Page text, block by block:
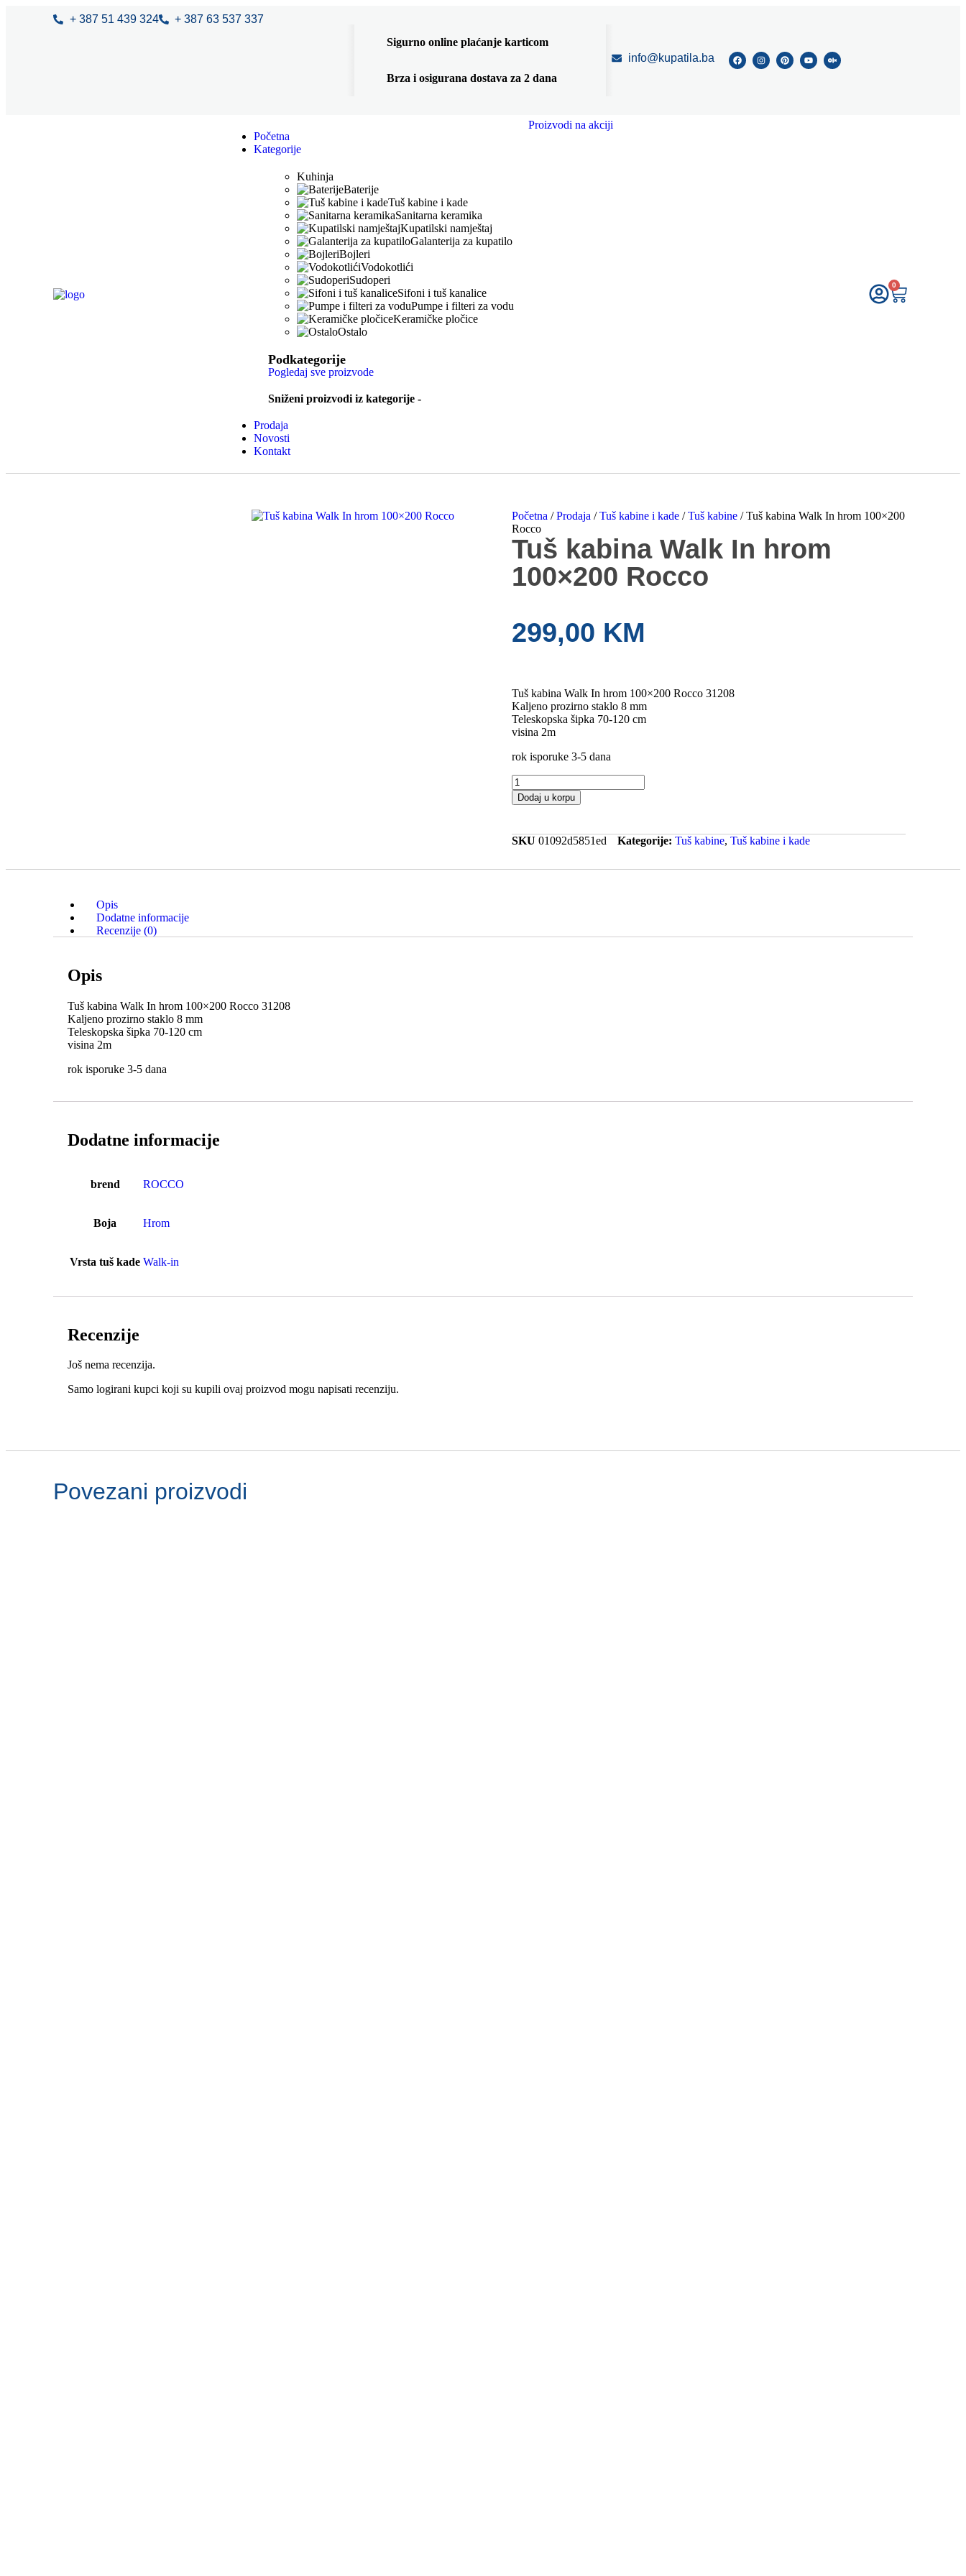
+ 387 51 439 324
+ 387 63 537 337
Sigurno online plaćanje karticom
Brza i osigurana dostava za 2 dana
info@kupatila.ba
Početna
Kategorije
Kuhinja
Baterije
Tuš kabine i kade
Sanitarna keramika
Kupatilski namještaj
Galanterija za kupatilo
Bojleri
Vodokotlići
Sudoperi
Sifoni i tuš kanalice
Pumpe i filteri za vodu
Keramičke pločice
Ostalo
Podkategorije
Pogledaj sve proizvode
Sniženi proizvodi iz kategorije -
Prodaja
Novosti
Kontakt
Proizvodi na akciji
0
Početna /Prodaja /Tuš kabine i kade /Tuš kabine / Tuš kabina Walk In hrom 100×200
Rocco
Tuš kabina Walk In hrom
100×200 Rocco
299,00 KM
Tuš kabina Walk In hrom 100×200 Rocco 31208
Kaljeno prozirno staklo 8 mm
Teleskopska šipka 70-120 cm
visina 2m
rok isporuke 3-5 dana
Dodaj u korpu
SKU 01092d5851ed Kategorije: Tuš kabine, Tuš kabine i kade
Opis
Dodatne informacije
Recenzije (0)
Opis
Tuš kabina Walk In hrom 100×200 Rocco 31208
Kaljeno prozirno staklo 8 mm
Teleskopska šipka 70-120 cm
visina 2m
rok isporuke 3-5 dana
Dodatne informacije
brend ROCCO
Boja Hrom
Vrsta tuš kade Walk-in
Recenzije
Još nema recenzija.
Samo logirani kupci koji su kupili ovaj proizvod mogu napisati recenziju.
Povezani proizvodi